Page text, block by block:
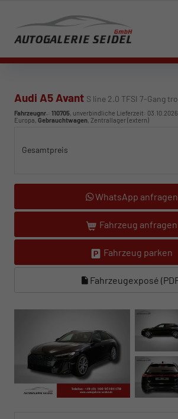
Audi A5 Avant S line 2.0 TFSI 7-Gang
Fahrzeugnr.: 110705, unverbindliche Lieferzeit: 03.10.2026
Europa, Gebrauchtwagen, Zentrallager (extern)
Gesamtpreis
WhatsApp anfragen
Fahrzeug anfragen
Fahrzeug parken
Fahrzeugexposé